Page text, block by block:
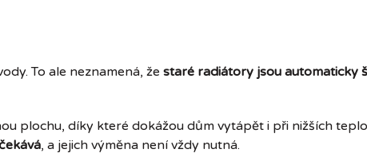
To ale neznamená, že staré radiátory jsou automaticky
plochu, díky které dokážou dům vytápět i při nižších
, a jejich výměna není vždy nutná.